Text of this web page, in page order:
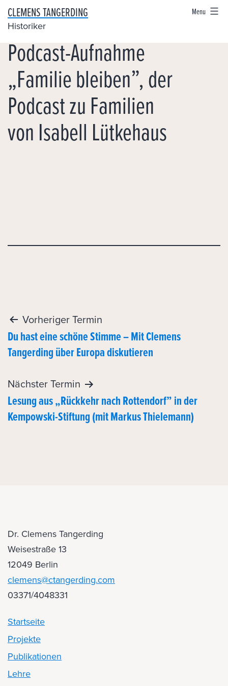
Skip
content
CLEMENS TANGERDING
Historiker
Menu
Podcast-Aufnahme
„Familie bleiben”, der
Podcast zu Familien
von Isabell Lütkehaus
Post
navigation
Vorheriger Termin
Du hast eine schöne Stimme – Mit Clemens
Tangerding über Europa diskutieren
Nächster Termin
Lesung aus „Rückkehr nach Rottendorf” in der
Kempowski-Stiftung (mit Markus Thielemann)
Dr. Clemens Tangerding
Weisestraße 13
12049 Berlin
clemens@ctangerding.com
03371/4048331
Startseite
Projekte
Publikationen
Lehre